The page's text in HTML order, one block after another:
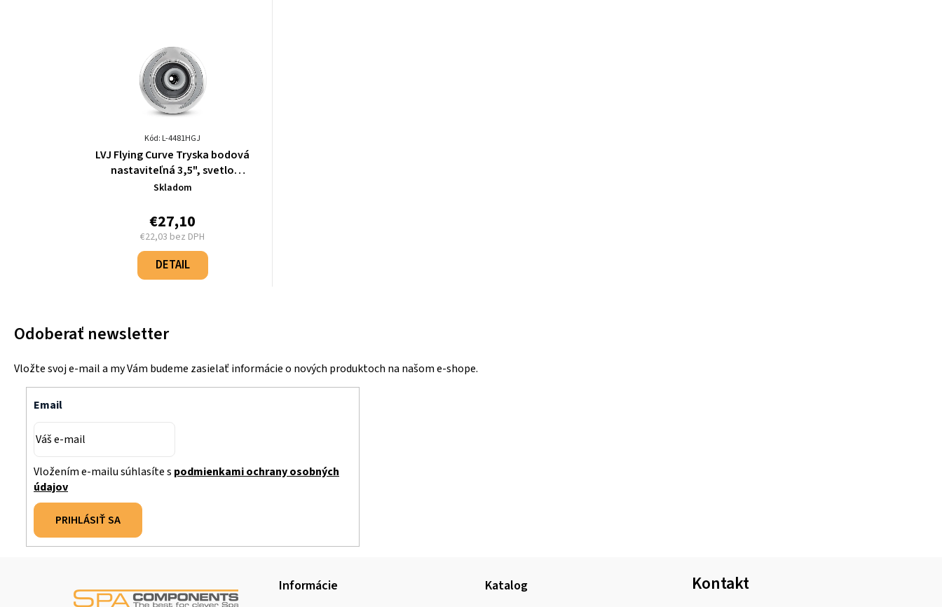
Kód: L-4481HGJ
LVJ Flying Curve Tryska bodová
nastaviteľná 3,5", svetlo
šedá/chróm - L-4481HGJ
Skladom
€27,10
€22,03 bez DPH
Jednotková
cena:
DETAIL
Odoberať newsletter
Vložte svoj e-mail a my Vám budeme zasielať informácie o nových produktoch na našom e-shope.
Email
Vložením e-mailu súhlasíte s podmienkami ochrany osobných
údajov
PRIHLÁSIŤ SA
Informácie Katalog Kontakt